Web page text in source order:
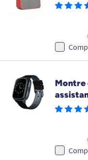
Montre